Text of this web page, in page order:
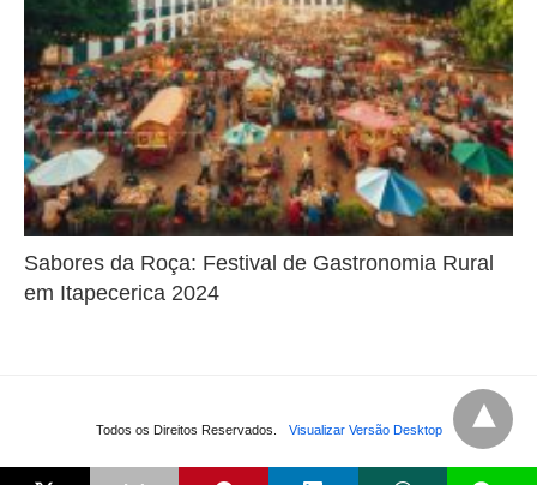
Sabores da Roça: Festival de Gastronomia Rural
em Itapecerica 2024
Todos os Direitos Reservados. Visualizar Versão Desktop